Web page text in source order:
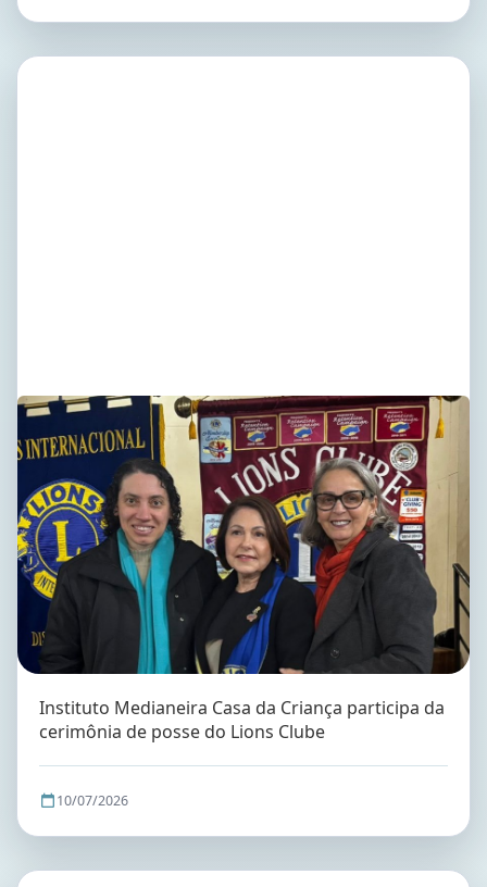
Instituto Medianeira Casa da Criança participa da
cerimônia de posse do Lions Clube
10/07/2026